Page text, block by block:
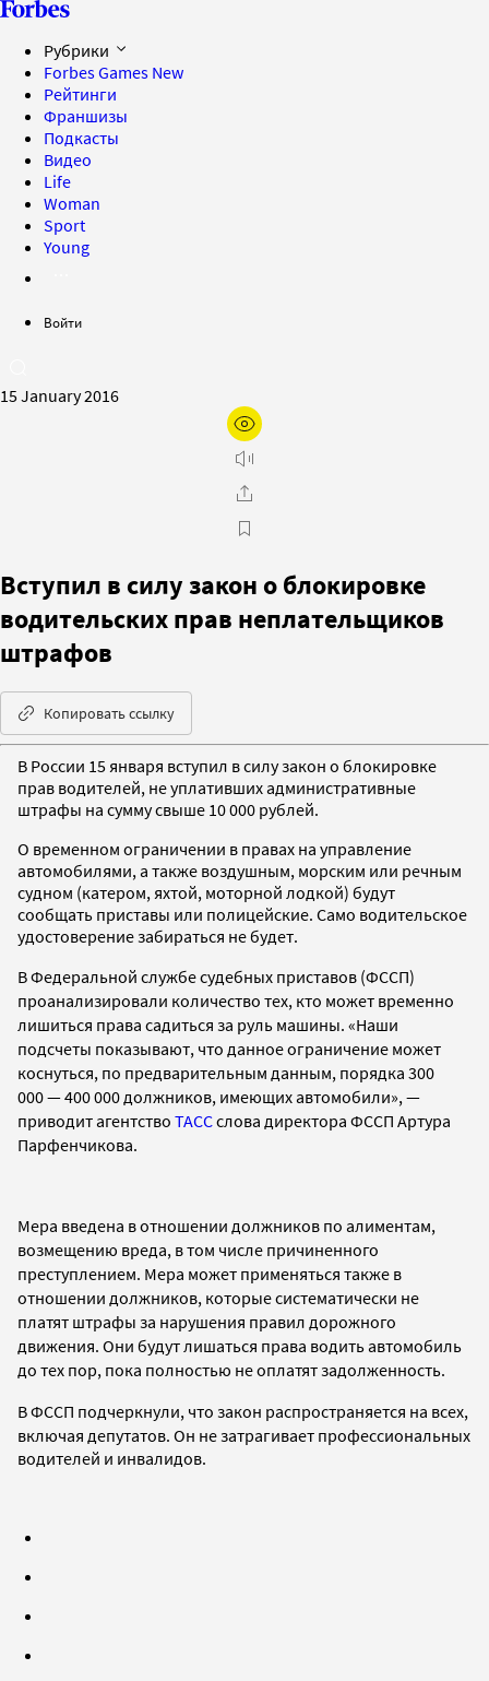
Рубрики
Forbes Games New
Рейтинги
Франшизы
Подкасты
Видео
Life
Woman
Sport
Young
Войти
15 January 2016
Вступил в силу закон о блокировке
водительских прав неплательщиков
штрафов
Копировать ссылку
В России 15 января вступил в силу закон о блокировке
прав водителей, не уплативших административные
штрафы на сумму свыше 10 000 рублей.
О временном ограничении в правах на управление
автомобилями, а также воздушным, морским или речным
судном (катером, яхтой, моторной лодкой) будут
сообщать приставы или полицейские. Само водительское
удостоверение забираться не будет.
В Федеральной службе судебных приставов (ФССП)
проанализировали количество тех, кто может временно
лишиться права садиться за руль машины. «Наши
подсчеты показывают, что данное ограничение может
коснуться, по предварительным данным, порядка 300
000—400 000 должников, имеющих автомобили», —
приводит агентство ТАССслова директора ФССП Артура
Парфенчикова.
Мера введена в отношении должников по алиментам,
возмещению вреда, в том числе причиненного
преступлением. Мера может применяться также в
отношении должников, которые систематически не
платят штрафы за нарушения правил дорожного
движения. Они будут лишаться права водить автомобиль
до тех пор, пока полностью не оплатят задолженность.
В ФССП подчеркнули, что закон распространяется на всех,
включая депутатов. Он не затрагивает профессиональных
водителей и инвалидов.